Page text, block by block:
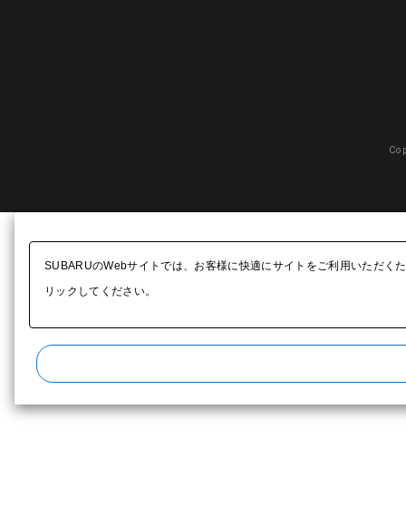
SUBARUのWebサイトでは、お客様に快適にサイトをご利用いただく
リックしてください。​